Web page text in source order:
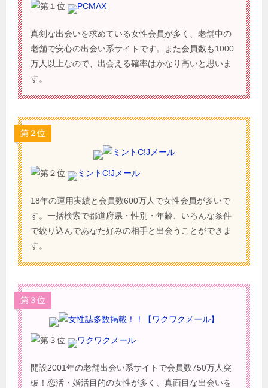
PCMAX
真剣な出会いを求めている女性会員が多く、老舗中の
老舗で安心の出会い系サイトです。また会員数も1000
万人以上なので、出会える確率はかなり高いと思いま
す。
第２位
ミントC!Jメール
18年の運用実績と会員数600万人で女性会員が多いで
す。一括検索で都道府県・性別・年齢、いろんな条件
で絞り込んであなた好みの相手と出会うことができま
す。
第３位
ワクワクメール
開設2001年の老舗出会い系サイトで会員数750万人突
破！恋活・婚活目的の女性が多く、真面目な出会いを